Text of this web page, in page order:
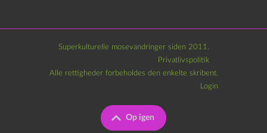
Superkulturelle mosevandringer siden 2011.
Privatlivspolitik
Op igen
Alle rettigheder forbeholdes den enkelte skribent.
Login